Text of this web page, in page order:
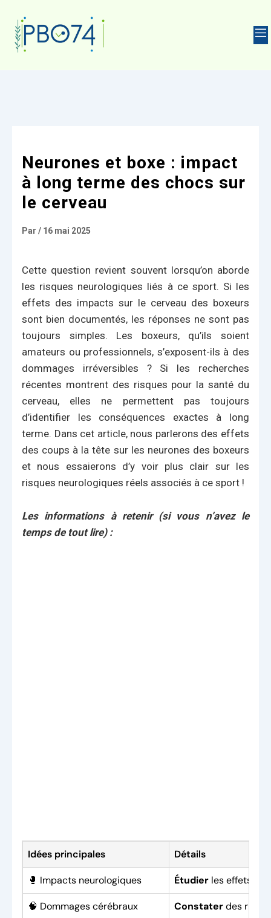
Neurones et boxe : impact
à long terme des chocs sur
le cerveau
Par / 16 mai 2025
Cette question revient souvent lorsqu’on aborde
les risques neurologiques liés à ce sport. Si les
effets des impacts sur le cerveau des boxeurs
sont bien documentés, les réponses ne sont pas
toujours simples. Les boxeurs, qu’ils soient
amateurs ou professionnels, s’exposent-ils à des
dommages irréversibles ? Si les recherches
récentes montrent des risques pour la santé du
cerveau, elles ne permettent pas toujours
d’identifier les conséquences exactes à long
terme. Dans cet article, nous parlerons des effets
des coups à la tête sur les neurones des boxeurs
et nous essaierons d’y voir plus clair sur les
risques neurologiques réels associés à ce sport !
Les informations à retenir (si vous n’avez le
temps de tout lire) :
Idées principales Détails
🥊 Impacts neurologiques Étudier les effets
🧠 Dommages cérébraux Constaterdes